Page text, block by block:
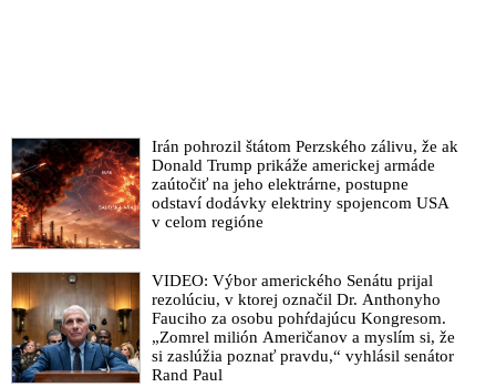
VIDEO: Smrť generála Lučanskéhe je neuveriteľná záležitosť
a vysiela to signál do Európy a celého sveta. Úmrtie
policajného exprezidenta bude mať pre Slovensko nedozierne
následky, vyhlásila bývalá prokurátorka Generálnej
prokuratúry
VIDEO: Lučanského tragédia je prekročením všetkých hraníc
demokracie, reaguje exminister vnútra Kaliňák
Policajný exprezident generál Milan Lučanský zomrel na
následky incidentu, ktorý spôsobila politická šikana
Matovičovej vlády a korporátnych médií
Irán pohrozil štátom Perzského zálivu, že ak
Donald Trump prikáže americkej armáde
zaútočiť na jeho elektrárne, postupne
odstaví dodávky elektriny spojencom USA
v celom regióne
VIDEO: Výbor amerického Senátu prijal
rezolúciu, v ktorej označil Dr. Anthonyho
Fauciho za osobu pohŕdajúcu Kongresom.
„Zomrel milión Američanov a myslím si, že
si zaslúžia poznať pravdu,“ vyhlásil senátor
Rand Paul